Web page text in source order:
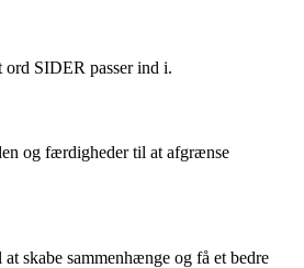
SIDER passer ind i.
og færdigheder til at afgrænse
skabe sammenhænge og få et bedre